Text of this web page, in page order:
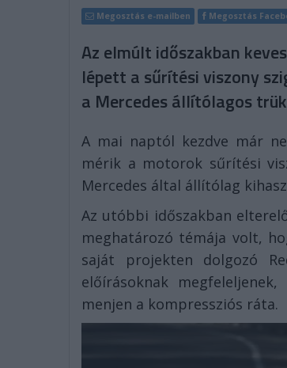
Megosztás e-mailben Megosztás
Az elmúlt időszakban
lépett a sűrítési viszony
a Mercedes állítólagos
A mai naptól kezdve már
mérik a motorok sűrítési
Mercedes által állítólag
Az utóbbi időszakban
meghatározó témája volt,
saját projekten dolgozó
előírásoknak
menjen a kompressziós ráta.